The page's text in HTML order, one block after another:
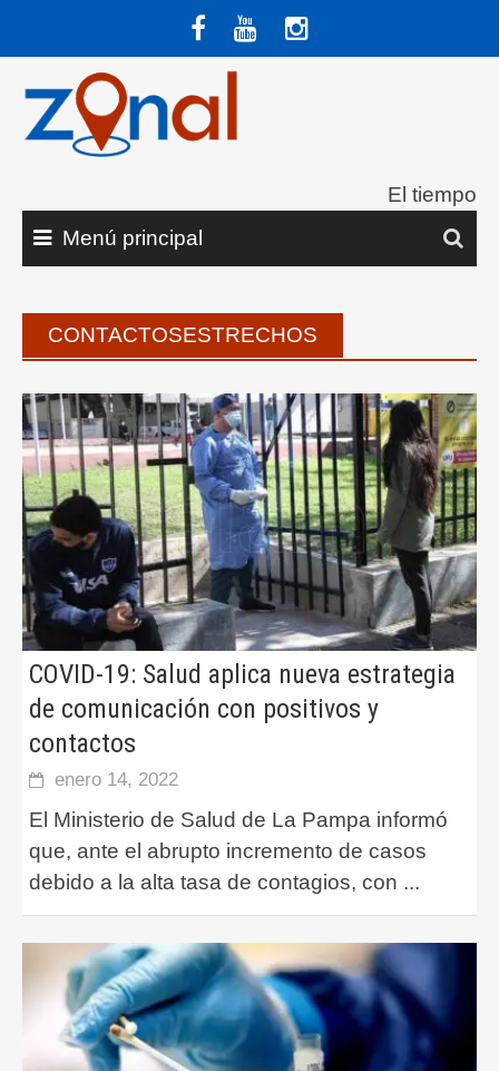
contenido
El tiempo
Menú principal
CONTACTOSESTRECHOS
COVID-19: Salud aplica nueva estrategia
de comunicación con positivos y
contactos
enero 14, 2022
El Ministerio de Salud de La Pampa informó
que, ante el abrupto incremento de casos
debido a la alta tasa de contagios, con ...